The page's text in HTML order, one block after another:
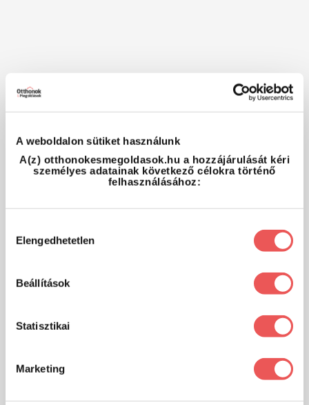
A weboldalon sütiket használunk
A(z) otthonokesmegoldasok.hu a hozzájárulását kéri
személyes adatainak következő célokra történő
felhasználásához:
kiválasztása
Elengedhetetlen
Beállítások
Statisztikai
Marketing